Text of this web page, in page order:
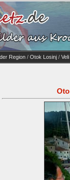
Region / Otok Losinj /